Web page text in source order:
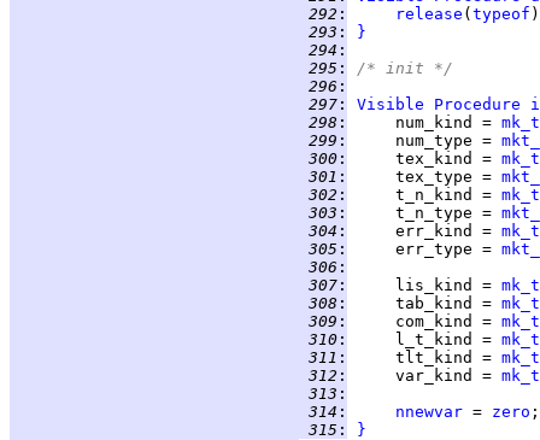
292 : release ( typeof
293 :
}
294 :
295 :
/* init */
296 :
297 : Visible Procedure
298 :
     num_kind =
299 :
     num_type =
300 :
     tex_kind =
301 :
     tex_type =
302 :
     t_n_kind =
303 :
     t_n_type =
304 :
     err_kind =
305 :
     err_type =
306 :
307 :
     lis_kind =
308 :
     tab_kind =
309 :
     com_kind =
310 :
     l_t_kind =
311 :
     tlt_kind =
312 :
     var_kind =
313 :
314 : nnewvar = zero
315 : }